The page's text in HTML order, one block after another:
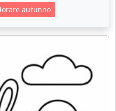
autunno